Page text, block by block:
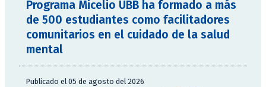
Programa Micelio UBB ha formado a más
de 500 estudiantes como facilitadores
comunitarios en el cuidado de la salud
mental
Publicado el 05 de agosto del 2026